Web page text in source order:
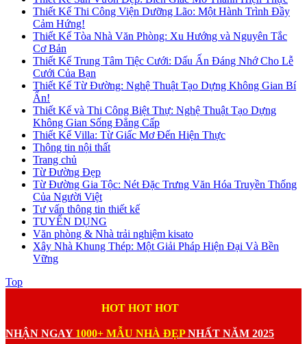
Thiết Kế Thi Công Viện Dưỡng Lão: Một Hành Trình Đầy
Cảm Hứng!
Thiết Kế Tòa Nhà Văn Phòng: Xu Hướng và Nguyên Tắc
Cơ Bản
Thiết Kế Trung Tâm Tiệc Cưới: Dấu Ấn Đáng Nhớ Cho Lễ
Cưới Của Bạn
Thiết Kế Từ Đường: Nghệ Thuật Tạo Dựng Không Gian Bí
Ẩn!
Thiết Kế và Thi Công Biệt Thự: Nghệ Thuật Tạo Dựng
Không Gian Sống Đẳng Cấp
Thiết Kế Villa: Từ Giấc Mơ Đến Hiện Thực
Thông tin nội thất
Trang chủ
Từ Đường Đẹp
Từ Đường Gia Tộc: Nét Đặc Trưng Văn Hóa Truyền Thống
Của Người Việt
Tư vấn thông tin thiết kế
TUYỂN DỤNG
Văn phòng & Nhà trải nghiệm kisato
Xây Nhà Khung Thép: Một Giải Pháp Hiện Đại Và Bền
Vững
Top
HOT HOT HOT
NHẬN NGAY 1000+ MẪU NHÀ ĐẸPNHẤT NĂM 2025